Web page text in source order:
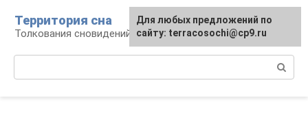
контенту
Территория сна
Толкования сновидений
Для любых предложений по
сайту: terracosochi@cp9.ru